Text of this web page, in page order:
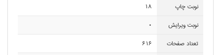
نوبت چاپ
18
نوبت ويرايش
0
تعداد صفحات
616